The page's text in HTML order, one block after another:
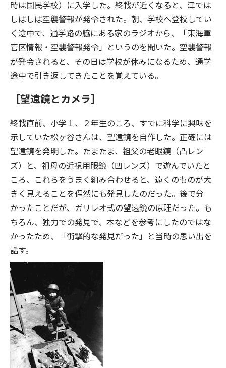
時は国民学校）に入学した。終戦が近くなると、津では
しばしば空襲警報が発令された。朝、学校へ登校してい
く途中で、通学路の脇にある家のラジオから、「東海軍
管区情報・空襲警報発令」というのを聞いた。空襲警報
が発令されると、その日は学校が休みになるため、通学
途中で引き返してきたことを覚えている。
［望遠鏡とカメラ］
終戦直前、小学１、２年生のころ、すでに科学に興味を
示していた松ヶ谷さんは、望遠鏡を自作した。正確には
望遠鏡を発明した。たまたま、祖父の老眼鏡（凸レン
ズ）と、祖母の近視用眼鏡（凹レンズ）で遊んでいたと
ころ、これらをうまく組み合わせると、遠くのものが大
きく見えることを偶然にも発見したのだった。後で分
かったことだが、ガリレオ式の望遠鏡の原理だった。も
ちろん、独力での発見で、本などを参考にしたのではな
かったため、「衝撃的な発見だった」と当時の思い出を
話す。